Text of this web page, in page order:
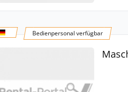
Bedienpersonal verfügbar